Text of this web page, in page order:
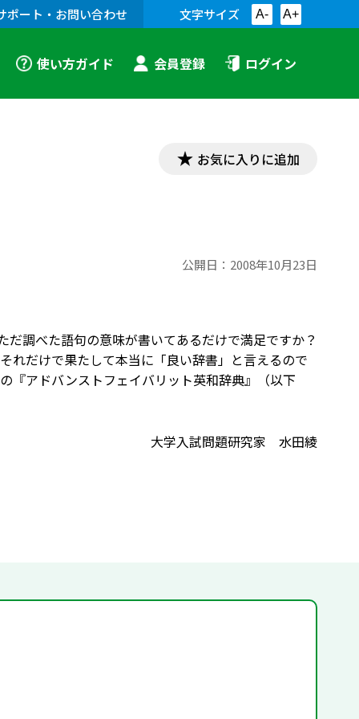
ポート・お問い合わせ 文字サイズ A- A+
使い方ガイド 会員登録 ログイン
お気に入りに追加
公開日： 2008年10月23日
調べた語句の意味が書いてあるだけで満足ですか？
れだけで果たして本当に「良い辞書」と言えるので
『アドバンストフェイバリット英和辞典』（以下
大学入試問題研究家 水田綾